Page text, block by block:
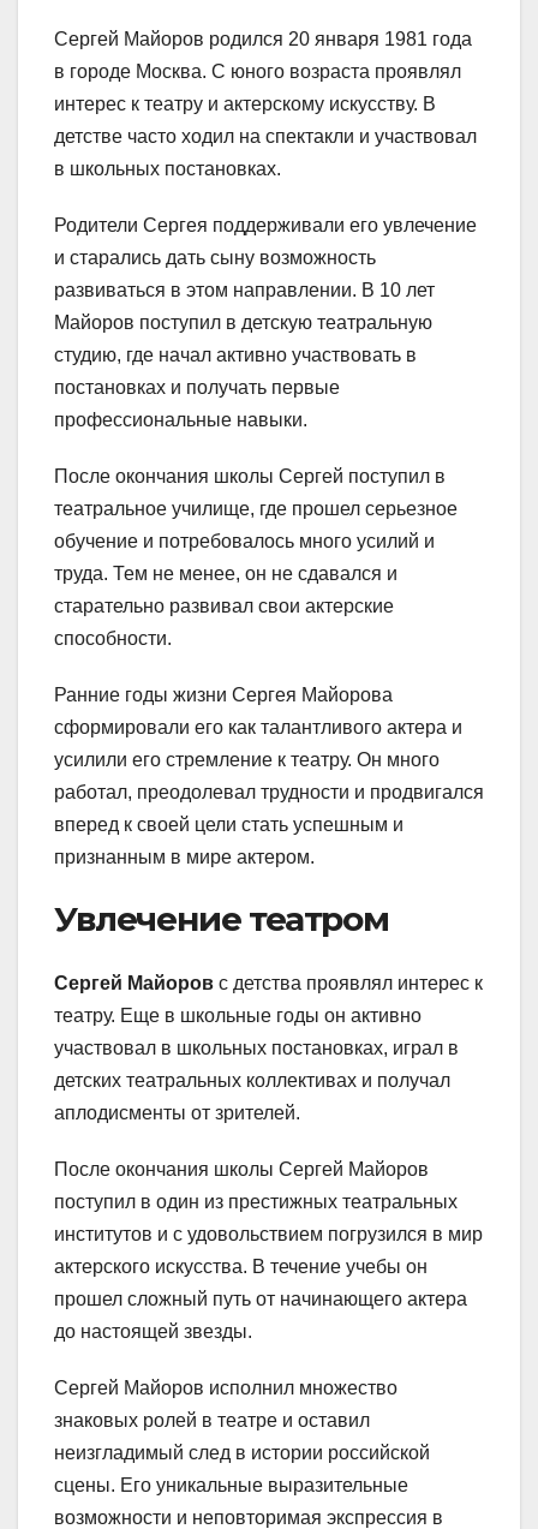
Сергей Майоров родился 20 января 1981 года
в городе Москва. С юного возраста проявлял
интерес к театру и актерскому искусству. В
детстве часто ходил на спектакли и участвовал
в школьных постановках.
Родители Сергея поддерживали его увлечение
и старались дать сыну возможность
развиваться в этом направлении. В 10 лет
Майоров поступил в детскую театральную
студию, где начал активно участвовать в
постановках и получать первые
профессиональные навыки.
После окончания школы Сергей поступил в
театральное училище, где прошел серьезное
обучение и потребовалось много усилий и
труда. Тем не менее, он не сдавался и
старательно развивал свои актерские
способности.
Ранние годы жизни Сергея Майорова
сформировали его как талантливого актера и
усилили его стремление к театру. Он много
работал, преодолевал трудности и продвигался
вперед к своей цели стать успешным и
признанным в мире актером.
Увлечение театром
Сергей Майоров с детства проявлял интерес к
театру. Еще в школьные годы он активно
участвовал в школьных постановках, играл в
детских театральных коллективах и получал
аплодисменты от зрителей.
После окончания школы Сергей Майоров
поступил в один из престижных театральных
институтов и с удовольствием погрузился в мир
актерского искусства. В течение учебы он
прошел сложный путь от начинающего актера
до настоящей звезды.
Сергей Майоров исполнил множество
знаковых ролей в театре и оставил
неизгладимый след в истории российской
сцены. Его уникальные выразительные
возможности и неповторимая экспрессия в